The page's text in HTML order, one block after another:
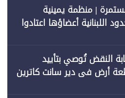
| منظمة يمينية
اللبنانية أعضاؤها اعتادوا
النقض تُوصي بتأييد
الدولة 29 قطعة أرض في دير سانت كاترين
(1)